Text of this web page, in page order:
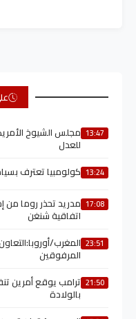
13:47 مجلس الشيوخ
للعدل
13:24 كولومبيا تعترف
17:08 مدريد تحذر روما من
اتفاقية شنغن
23:51 المغرب/
المرفوقين
21:50 ترامب يوقع أمرين
بالولادة